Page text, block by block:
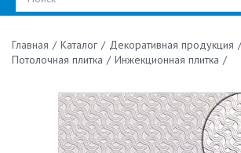
Главная / Каталог / Декоративная продукция /
Потолочная плитка / Инжекционная плитка /